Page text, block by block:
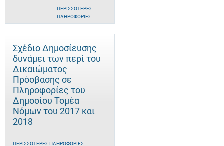
ΠΕΡΙΣΣΌΤΕΡΕΣ
ΠΛΗΡΟΦΟΡΊΕΣ
Σχέδιο Δημοσίευσης
δυνάμει των περί του
Δικαιώματος
Πρόσβασης σε
Πληροφορίες του
Δημοσίου Τομέα
Νόμων του 2017 και
2018
ΠΕΡΙΣΣΌΤΕΡΕΣ ΠΛΗΡΟΦΟΡΊΕΣ